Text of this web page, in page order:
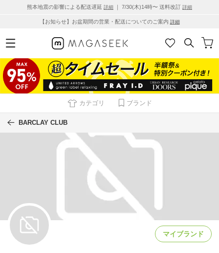
熊本地震の影響による配送遅延 詳細 ｜ 7/30(木)14時〜 送料改訂 詳細
【お知らせ】お盆期間の営業・配送についてのご案内 詳細
カテゴリ ブランド
BARCLAY CLUB
マイブランド